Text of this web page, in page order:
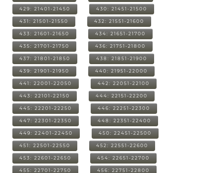
429: 21401-21450 430: 21451-21500
431: 21501-21550 432: 21551-21600
433: 21601-21650 434: 21651-21700
435: 21701-21750 436: 21751-21800
437: 21801-21850 438: 21851-21900
439: 21901-21950 440: 21951-22000
441: 22001-22050 442: 22051-22100
443: 22101-22150 444: 22151-22200
445: 22201-22250 446: 22251-22300
447: 22301-22350 448: 22351-22400
449: 22401-22450 450: 22451-22500
451: 22501-22550 452: 22551-22600
453: 22601-22650 454: 22651-22700
455: 22701-22750 456: 22751-22800